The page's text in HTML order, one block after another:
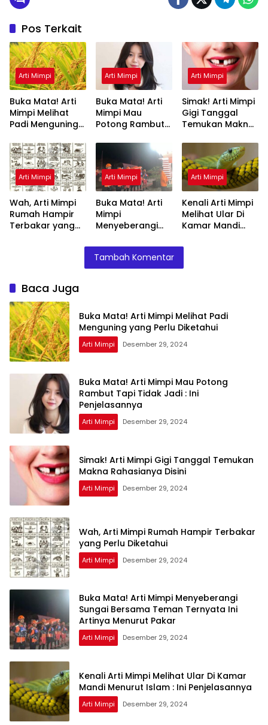
Pos Terkait
Arti Mimpi
Buka Mata! Arti
Mimpi Melihat
Padi Menguning
Diketahui
Arti Mimpi
Buka Mata! Arti
Mimpi Mau
Potong Rambut
Ini Penjelasannya
Arti Mimpi
Simak! Arti Mimpi
Gigi Tanggal
Temukan Makna
Arti Mimpi
Wah, Arti Mimpi
Rumah Hampir
Terbakar yang
Arti Mimpi
Buka Mata! Arti
Mimpi
Menyeberangi
Teman Ternyata
Ini Artinya
Menurut Pakar
Arti Mimpi
Kenali Arti Mimpi
Melihat Ular Di
Kamar Mandi
Ini Penjelasannya
Tambah Komentar
Baca Juga
Buka Mata! Arti Mimpi Melihat Padi
Menguning yang Perlu Diketahui
Arti Mimpi Desember 29, 2024
Buka Mata! Arti Mimpi Mau Potong
Rambut Tapi Tidak Jadi : Ini
Penjelasannya
Arti Mimpi Desember 29, 2024
Simak! Arti Mimpi Gigi Tanggal Temukan
Makna Rahasianya Disini
Arti Mimpi Desember 29, 2024
Wah, Arti Mimpi Rumah Hampir Terbakar
yang Perlu Diketahui
Arti Mimpi Desember 29, 2024
Buka Mata! Arti Mimpi Menyeberangi
Sungai Bersama Teman Ternyata Ini
Artinya Menurut Pakar
Arti Mimpi Desember 29, 2024
Kenali Arti Mimpi Melihat Ular Di Kamar
Mandi Menurut Islam : Ini Penjelasannya
Arti Mimpi Desember 29, 2024